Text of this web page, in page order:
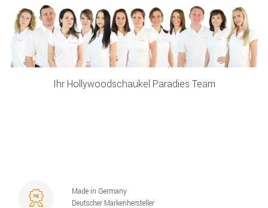
Ihr Hollywoodschaukel Paradies Team
Made in Germany
Deutscher Markenhersteller